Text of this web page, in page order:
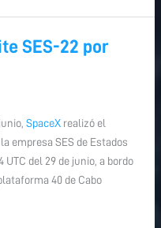
SES-22 por
SpaceX realizó el
empresa SES de Estados
UTC del 29 de junio, a bordo
40 de Cabo